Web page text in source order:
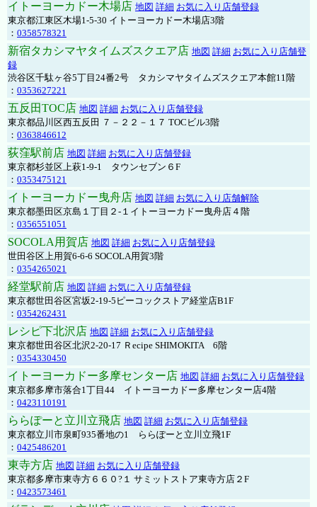
イトーヨーカドー木場店 地図 詳細 お気に入り店舗登録
東京都江東区木場1-5-30 イトーヨーカドー木場店3階
： 0358578321
新宿タカシマヤタイムズスクエア店 地図 詳細 お気に入り店舗登
録
渋谷区千駄ヶ谷5丁目24番2号 タカシマヤタイムズスクエア本館11階
： 0353627221
五反田TOC店 地図 詳細 お気に入り店舗登録
東京都品川区西五反田 ７－２２－１７ TOCビル3階
： 0363846612
荻窪駅前店 地図 詳細 お気に入り店舗登録
東京都杉並区上萩1-9-1 タウンセブン６F
： 0353475121
イトーヨーカドー曳舟店 地図 詳細 お気に入り店舗解除
東京都墨田区京島１丁目２-１イトーヨーカドー曳舟店４階
： 0356551051
SOCOLA用賀店 地図 詳細 お気に入り店舗登録
世田谷区上用賀6-6-6 SOCOLA用賀3階
： 0354265021
経堂駅前店 地図 詳細 お気に入り店舗登録
東京都世田谷区宮坂2-19-5ピーコックストア経堂店B1F
： 0354262431
レシピ下北沢店 地図 詳細 お気に入り店舗登録
東京都世田谷区北沢2-20-17 Ｒecipe SHIMOKITA 6階
： 0354330450
イトーヨーカドー多摩センター店 地図 詳細 お気に入り店舗登録
東京都多摩市落合1丁目44 イトーヨーカドー多摩センター店4階
： 0423110191
ららぽーと立川立飛店 地図 詳細 お気に入り店舗登録
東京都立川市泉町935番地の1 ららぽーと立川立飛1F
： 0425486201
東寺方店 地図 詳細 お気に入り店舗登録
東京都多摩市東寺方６６０?１ サミットストア東寺方店２F
： 0423573461